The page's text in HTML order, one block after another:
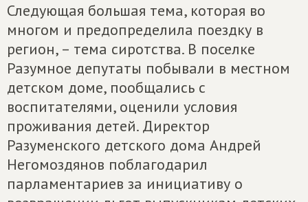
Следующая большая тема, которая во
многом и предопределила поездку в
регион, – тема сиротства. В поселке
Разумное депутаты побывали в местном
детском доме, пообщались с
воспитателями, оценили условия
проживания детей. Директор
Разуменского детского дома Андрей
Негомоздянов поблагодарил
парламентариев за инициативу о